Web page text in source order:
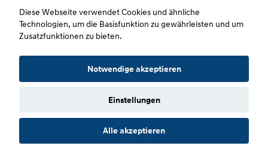
Zustimmen
Copyright © 2026. Autohaus Scherhag
Datenschutz Impressum
Diese Webseite verwendet Cookies und ähnliche
Technologien, um die Basisfunktion zu gewährleisten und um
Zusatzfunktionen zu bieten.
Notwendige akzeptieren
Einstellungen
Alle akzeptieren